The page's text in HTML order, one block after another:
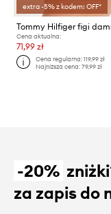
extra -5% z kodem: OFF*
Tommy Hilfiger figi
Cena aktualna:
71,99 zł
Cena regularna:119,99 zł
Najniższa cena:79,99 zł
-20%
za zapis do